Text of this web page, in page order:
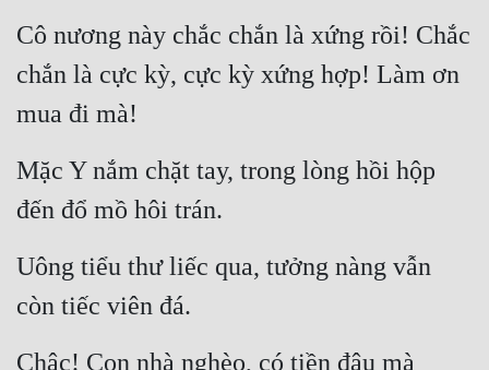
Cô nương này chắc chắn là xứng rồi! Chắc
chắn là cực kỳ, cực kỳ xứng hợp! Làm ơn
mua đi mà!
Mặc Y nắm chặt tay, trong lòng hồi hộp
đến đổ mồ hôi trán.
Uông tiểu thư liếc qua, tưởng nàng vẫn
còn tiếc viên đá.
Chậc! Con nhà nghèo, có tiền đâu mà